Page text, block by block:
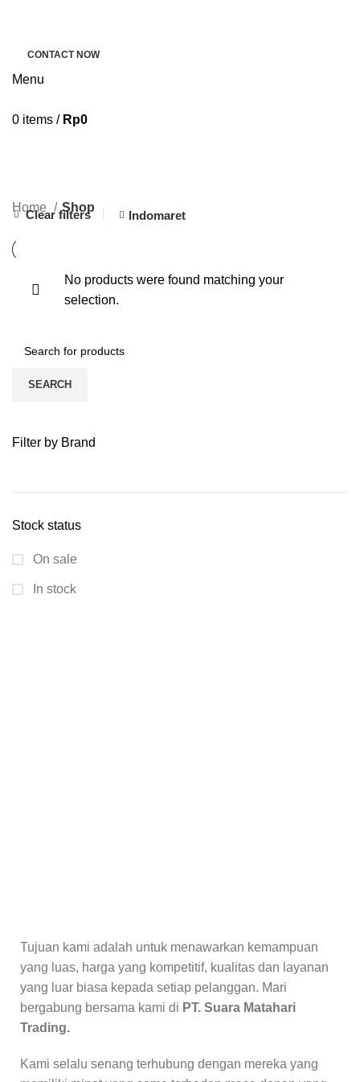
CONTACT NOW
Menu
0 items / Rp0
Filter by Brand
Stock status
On sale
In stock
Home Shop
Clear filters Indomaret
No products were found matching your
selection.
SEARCH
Tujuan kami adalah untuk menawarkan kemampuan
yang luas, harga yang kompetitif, kualitas dan layanan
yang luar biasa kepada setiap pelanggan. Mari
bergabung bersama kami di PT. Suara Matahari
Trading.
Kami selalu senang terhubung dengan mereka yang